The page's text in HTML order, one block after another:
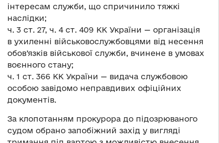
інтересам служби, що спричинило тяжкі
наслідки;
ч. 3 ст. 27, ч. 4 ст. 409 КК України — організація
в ухиленні військовослужбовцями від несення
обов’язків військової служби, вчинене в умовах
воєнного стану;
ч. 1 ст. 366 КК України — видача службовою
особою завідомо неправдивих офіційних
документів.
За клопотанням прокурора до підозрюваного
судом обрано запобіжний захід у вигляді